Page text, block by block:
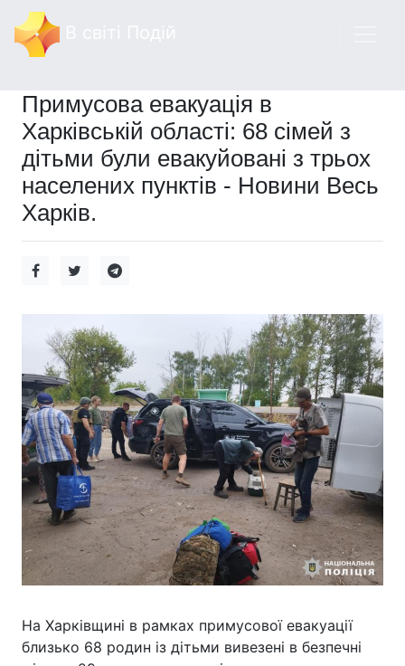
Примусова евакуація в
Харківській області: 68 сімей з
дітьми були евакуйовані з трьох
населених пунктів - Новини Весь
Харків.
На Харківщині в рамках примусової евакуації
близько 68 родин із дітьми вивезені в безпечні